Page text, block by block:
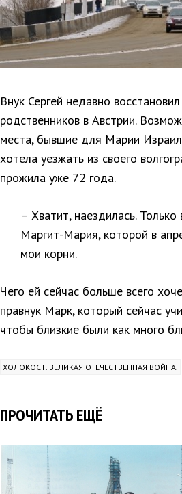
Внук Сергей недавно
родственников в Австрии.
места, бывшие для Марии
хотела уезжать из своего
прожила уже 72 года.
– Хватит, наездилась.
Маргит-Мария, которой в
мои корни.
Чего ей сейчас больше всего
правнук Марк, который сейчас
чтобы близкие были как много
ХОЛОКОСТ. ВЕЛИКАЯ ОТЕЧЕСТВЕННАЯ ВОЙНА.
ПРОЧИТАТЬ ЕЩЁ